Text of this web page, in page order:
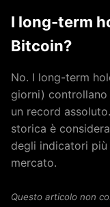
I long-term
Bitcoin?
No. I long-term
giorni)
un record
storica è
degli indicatori
mercato.
Questo articolo non